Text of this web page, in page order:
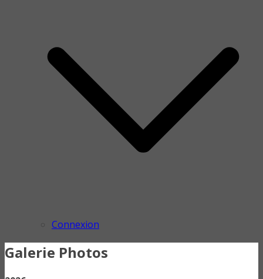
Connexion
Galerie Photos